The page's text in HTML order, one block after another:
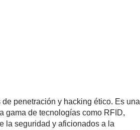
penetración y hacking ético. Es una
gama de tecnologías como RFID,
la seguridad y aficionados a la